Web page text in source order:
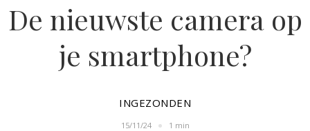
De nieuwste camera op
je smartphone?
INGEZONDEN
15/11/24 1 min